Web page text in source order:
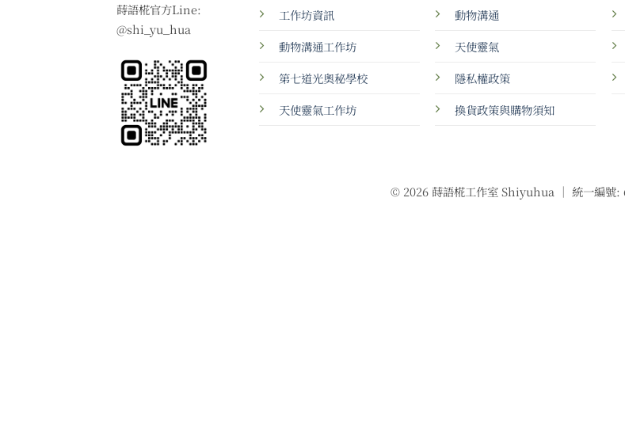
蒔語椛官方Line:
@shi_yu_hua
工作坊資訊
動物溝通工作坊
第七道光奧秘學校
天使靈氣工作坊
動物溝通
天使靈氣
隱私權政策
換貨政策與購物須知
© 2026 蒔語椛工作室 Shiyuhua ｜ 統一編號: